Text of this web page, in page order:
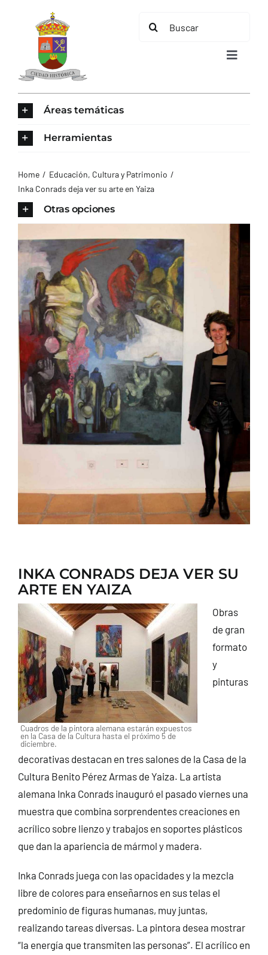
contenido
Buscar:
Toggle
AYUNTAMIENTO
TURISMO
CONTACTO
Áreas temáticas
Herramientas
Home
Educación, Cultura y Patrimonio
Inka Conrads deja ver su arte en Yaiza
Otras opciones
INKA CONRADS DEJA VER SU
ARTE EN YAIZA
Cuadros de la pintora alemana estarán expuestos
en la Casa de la Cultura hasta el próximo 5 de
diciembre.
Obras
de gran
formato
y
pinturas
decorativas destacan en tres salones de la Casa de la
Cultura Benito Pérez Armas de Yaiza. La artista
alemana Inka Conrads inauguró el pasado viernes una
muestra que combina sorprendentes creaciones en
acrílico sobre lienzo y trabajos en soportes plásticos
que dan la apariencia de mármol y madera.
Inka Conrads juega con las opacidades y la mezcla
libre de colores para enseñarnos en sus telas el
predominio de figuras humanas, muy juntas,
realizando tareas diversas. La pintora desea mostrar
“la energía que transmiten las personas”. El acrílico en